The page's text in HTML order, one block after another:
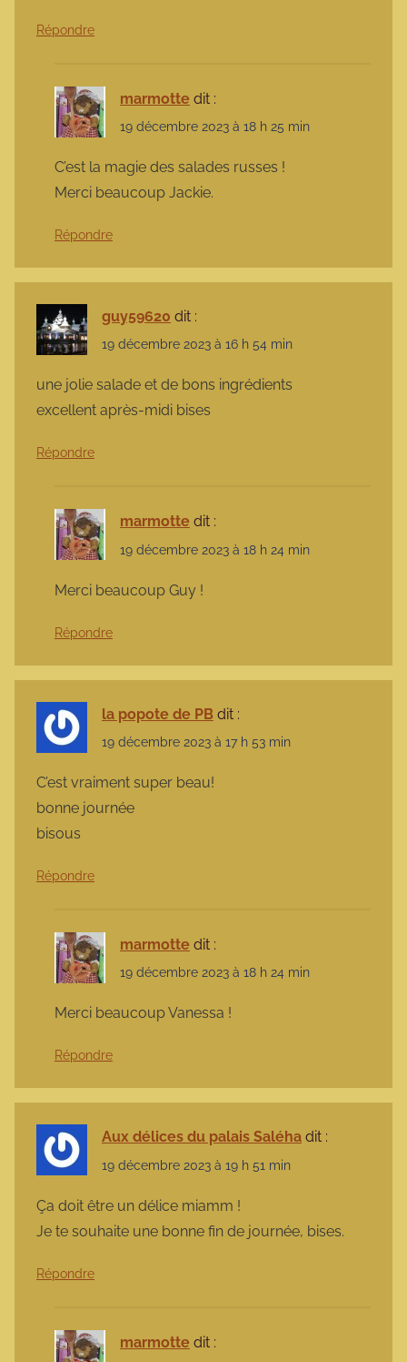
Répondre
marmotte dit :
19 décembre 2023 à 18 h 25 min
C’est la magie des salades russes !
Merci beaucoup Jackie.
Répondre
guy59620 dit :
19 décembre 2023 à 16 h 54 min
une jolie salade et de bons ingrédients
excellent après-midi bises
Répondre
marmotte dit :
19 décembre 2023 à 18 h 24 min
Merci beaucoup Guy !
Répondre
la popote de PB dit :
19 décembre 2023 à 17 h 53 min
C’est vraiment super beau!
bonne journée
bisous
Répondre
marmotte dit :
19 décembre 2023 à 18 h 24 min
Merci beaucoup Vanessa !
Répondre
Aux délices du palais Saléha dit :
19 décembre 2023 à 19 h 51 min
Ça doit être un délice miamm !
Je te souhaite une bonne fin de journée, bises.
Répondre
marmotte dit :